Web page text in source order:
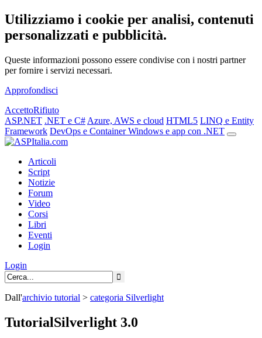
Utilizziamo i cookie per analisi, contenuti
personalizzati e pubblicità.
Queste informazioni possono essere condivise con i nostri partner
per fornire i servizi necessari.
Approfondisci
AccettoRifiuto
ASP.NET .NET e C# Azure, AWS e cloud HTML5 LINQ e Entity
Framework DevOps e ContainerWindows e app con .NET
Articoli
Script
Notizie
Forum
Video
Corsi
Libri
Eventi
Login
Login
Dall'archivio tutorial > categoria Silverlight
TutorialSilverlight 3.0